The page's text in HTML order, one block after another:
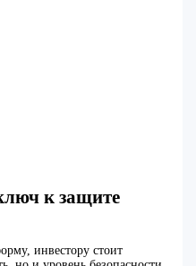
к защите
инвестору стоит